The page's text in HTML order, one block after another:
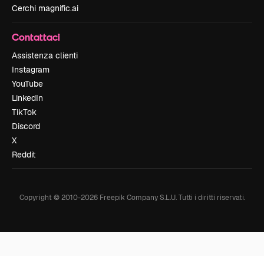
Cerchi magnific.ai
Contattaci
Assistenza clienti
Instagram
YouTube
LinkedIn
TikTok
Discord
X
Reddit
Copyright © 2010-2026Freepik Company S.L.U. Tutti i diritti riservati.